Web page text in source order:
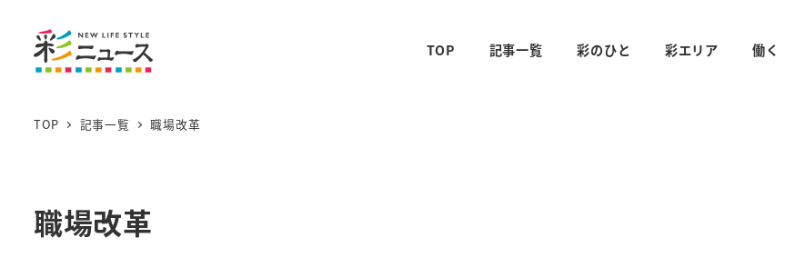
TOP 記事一覧 彩のひと 彩エリア 働く
TOP 記事一覧 職場改革
職場改革